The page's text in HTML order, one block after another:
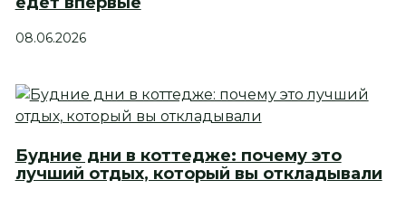
08.06.2026
Будние дни в коттедже: почему это
лучший отдых, который вы откладывали